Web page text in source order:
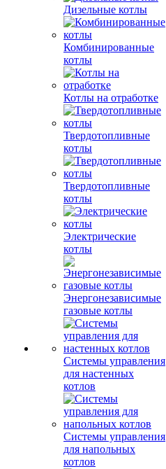
Дизельные котлы
Комбинированные
котлы
Котлы на отработке
Твердотопливные
котлы
Твердотопливные
котлы
Электрические
котлы
Энергонезависимые
газовые котлы
Системы управления
для настенных
котлов
Системы управления
для напольных
котлов